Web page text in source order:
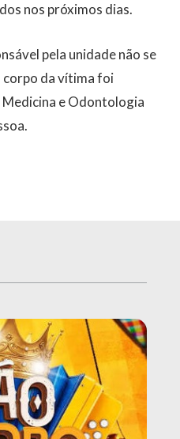
nos próximos dias.
pela unidade não se
corpo da vítima foi
Medicina e Odontologia